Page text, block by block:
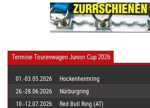
Termine Tourenwagen Junior Cup 2026
01.-03.05.2026
Hockenheimring
26.-28.06.2026
Nürburgring
10.-12.07.2026
Red Bull Ring (AT)